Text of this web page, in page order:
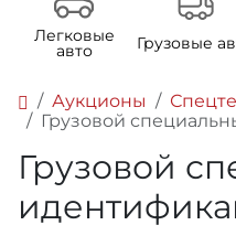
Легковые
авто Грузовые
Аукционы
Грузовой
Грузовой